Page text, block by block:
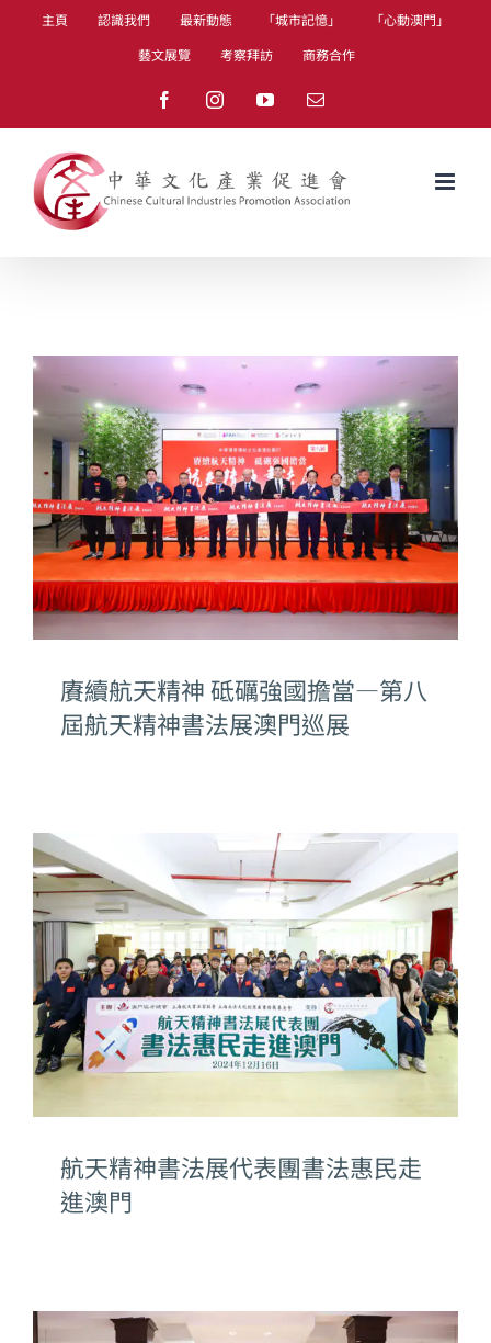
主頁 認識我們 最新動態 「城市記憶」
「心動澳門」
藝文展覽
考察拜訪 商務合作
FacebookInstagramYouTubeEmail
賡續航天精神 砥礪強國擔當—第八
屆航天精神書法展澳門巡展
航天精神書法展代表團書法惠民走
進澳門